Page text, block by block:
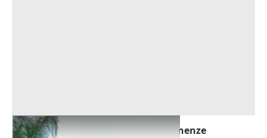
Asta Villa da riqualificare con pertinenze